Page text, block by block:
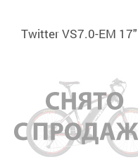
Twitter VS7.0-EM